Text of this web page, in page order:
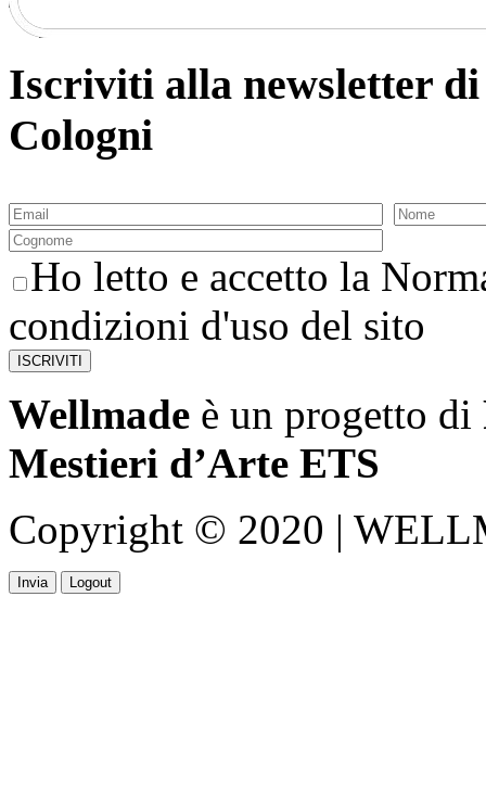
Iscriviti alla newsletter di
Cologni
Ho letto e accetto la
condizioni d'uso del sito
Wellmade è un progetto di
Mestieri d’Arte ETS
Copyright © 2020 |
Invia Logout